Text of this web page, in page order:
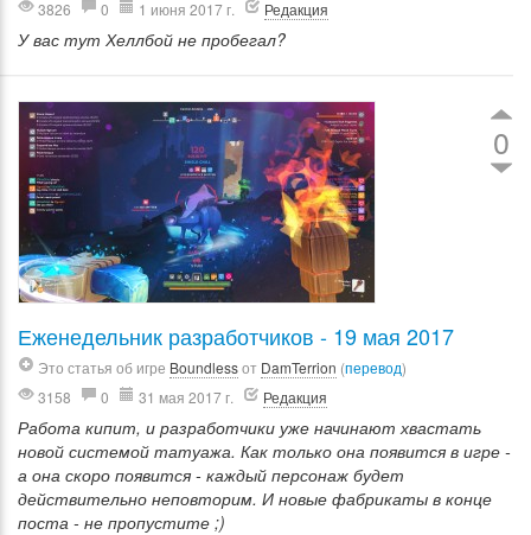
3826
0 1 июня 2017 г. Редакция
У вас тут Хеллбой не пробегал?
0
Еженедельник разработчиков - 19 мая 2017
Это статья об игре Boundlessот DamTerrion (перевод)
3158
0 31 мая 2017 г. Редакция
Работа кипит, и разработчики уже начинают хвастать
новой системой татуажа. Как только она появится в игре -
а она скоро появится - каждый персонаж будет
действительно неповторим. И новые фабрикаты в конце
поста - не пропустите ;)